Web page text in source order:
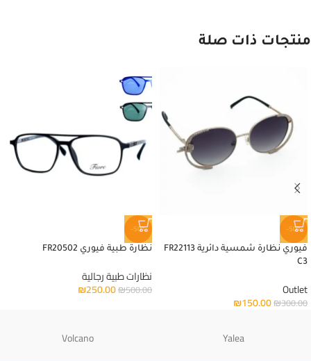
منتجات ذات صلة
-50%
فيوري نظارة شمسية دائرية FR22113
C3
Outlet
₪300.00
₪150.00
-50%
نظارة طبية فيوري FR20502
نظارات طبية رجالية
₪500.00
₪250.00
Yalea
Volcano